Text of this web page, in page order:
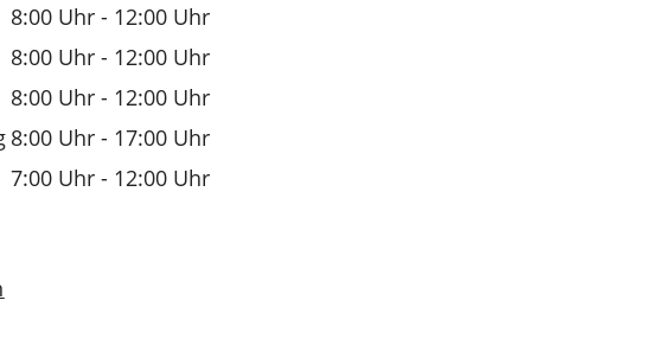
8:00 Uhr - 12:00 Uhr
8:00 Uhr - 12:00 Uhr
8:00 Uhr - 12:00 Uhr
8:00 Uhr - 17:00 Uhr
7:00 Uhr - 12:00 Uhr